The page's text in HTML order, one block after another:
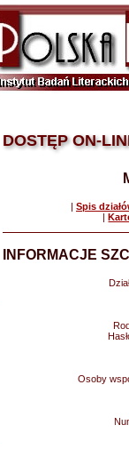
DOSTĘP ON-
| Spis
|
INFORMACJE
Osoby